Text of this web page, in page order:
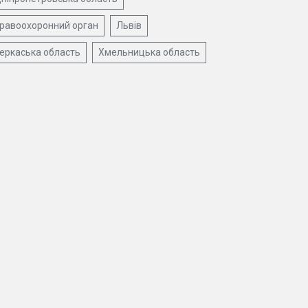
орган Львів
область Хмельницька область